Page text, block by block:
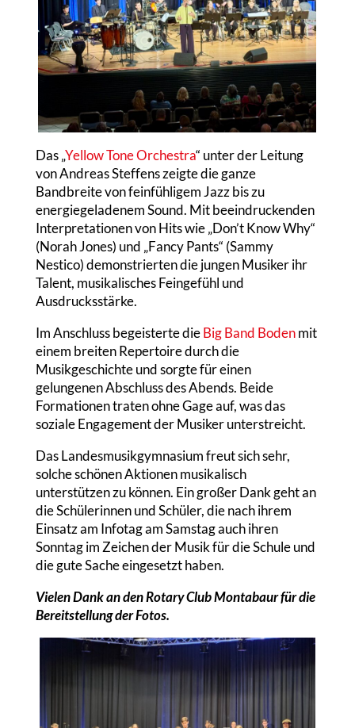
Das „Yellow Tone Orchestra“ unter der Leitung
von Andreas Steffens zeigte die ganze
Bandbreite von feinfühligem Jazz bis zu
energiegeladenem Sound. Mit beeindruckenden
Interpretationen von Hits wie „Don’t Know Why“
(Norah Jones) und „Fancy Pants“ (Sammy
Nestico) demonstrierten die jungen Musiker ihr
Talent, musikalisches Feingefühl und
Ausdrucksstärke.
Im Anschluss begeisterte dieBig Band Bodenmit
einem breiten Repertoire durch die
Musikgeschichte und sorgte für einen
gelungenen Abschluss des Abends. Beide
Formationen traten ohne Gage auf, was das
soziale Engagement der Musiker unterstreicht.
Das Landesmusikgymnasium freut sich sehr,
solche schönen Aktionen musikalisch
unterstützen zu können. Ein großer Dank geht an
die Schülerinnen und Schüler, die nach ihrem
Einsatz am Infotag am Samstag auch ihren
Sonntag im Zeichen der Musik für die Schule und
die gute Sache eingesetzt haben.
Vielen Dank an den Rotary Club Montabaur für die
Bereitstellung der Fotos.